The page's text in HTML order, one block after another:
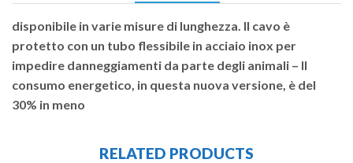
disponibile in varie misure di lunghezza. Il cavo è
protetto con un tubo flessibile in acciaio inox per
impedire danneggiamenti da parte degli animali – Il
consumo energetico, in questa nuova versione, è del
30% in meno
RELATED PRODUCTS